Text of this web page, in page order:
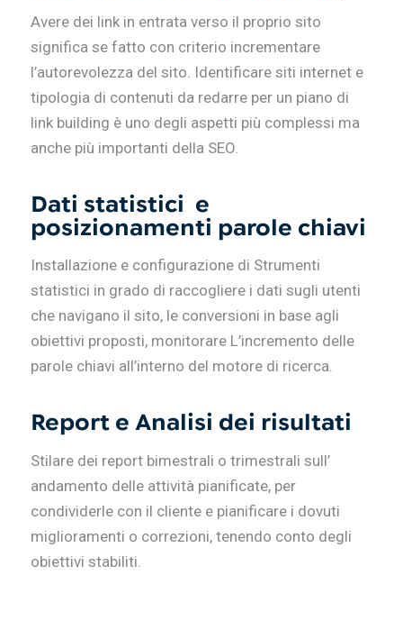
Avere dei link in entrata verso il proprio sito
significa se fatto con criterio incrementare
l’autorevolezza del sito. Identificare siti internet e
tipologia di contenuti da redarre per un piano di
link building è uno degli aspetti più complessi ma
anche più importanti della SEO.
Dati statistici e
posizionamenti parole chiavi
Installazione e configurazione di Strumenti
statistici in grado di raccogliere i dati sugli utenti
che navigano il sito, le conversioni in base agli
obiettivi proposti, monitorare L’incremento delle
parole chiavi all’interno del motore di ricerca.
Report e Analisi dei risultati
Stilare dei report bimestrali o trimestrali sull’
andamento delle attività pianificate, per
condividerle con il cliente e pianificare i dovuti
miglioramenti o correzioni, tenendo conto degli
obiettivi stabiliti.